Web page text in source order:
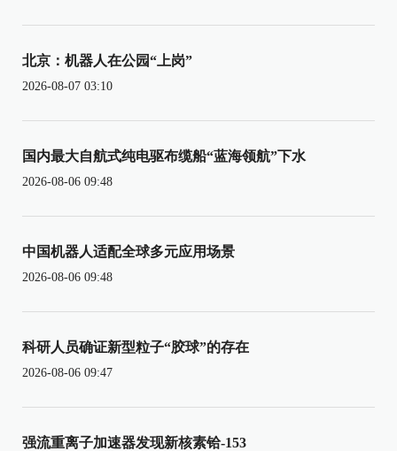
北京：机器人在公园“上岗”
2026-08-07 03:10
国内最大自航式纯电驱布缆船“蓝海领航”下水
2026-08-06 09:48
中国机器人适配全球多元应用场景
2026-08-06 09:48
科研人员确证新型粒子“胶球”的存在
2026-08-06 09:47
强流重离子加速器发现新核素铪-153